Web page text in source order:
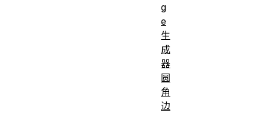
g
e
生
成
器
圆
角
边